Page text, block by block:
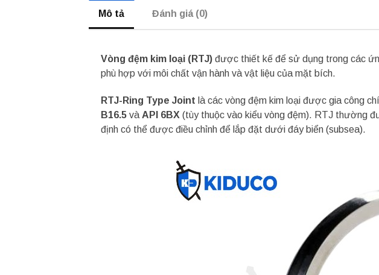
Mô tả Đánh giá (0)
Vòng đệm kim loại (RTJ) được thiết kế để sử dụng trong các
phù hợp với môi chất vận hành và vật liệu của mặt bích.
RTJ-Ring Type Joint là các vòng đệm kim loại được gia công
B16.5 và API 6BX (tùy thuộc vào kiểu vòng đệm). RTJ thường
định có thể được điều chỉnh để lắp đặt dưới đáy biển (subsea).